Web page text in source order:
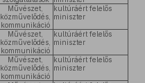
Művészet,
közművelődés,
kommunikáció
kultúráért felelős
miniszter
Művészet,
közművelődés,
kommunikáció
kultúráért felelős
miniszter
Művészet,
közművelődés,
kommunikáció
kultúráért felelős
miniszter